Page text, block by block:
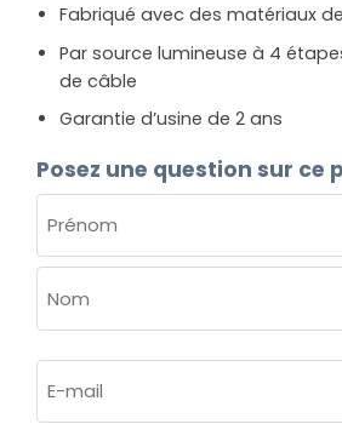
Fabriqué avec des matériaux
Par source lumineuse à 4
de câble
Garantie d’usine de 2 ans
Posez une question sur ce
(NÉCESSAIRE)
Prénom
mail